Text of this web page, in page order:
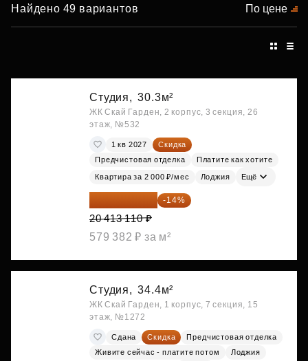
Найдено 49 вариантов По цене
Студия, 30.3м²
ЖК Скай Гарден, 2 корпус, 3 секция, 26
этаж, №532
1 кв 2027
Скидка
Предчистовая отделка
Платите как хотите
Квартира за 2 000 ₽/мес Лоджия Ещё
17 555 275 ₽ -14%
20 413 110 ₽
579 382 ₽ за м²
Студия, 34.4м²
ЖК Скай Гарден, 1 корпус, 7 секция, 15
этаж, №1272
Сдана Скидка
Предчистовая отделка
Живите сейчас - платите потом
Лоджия